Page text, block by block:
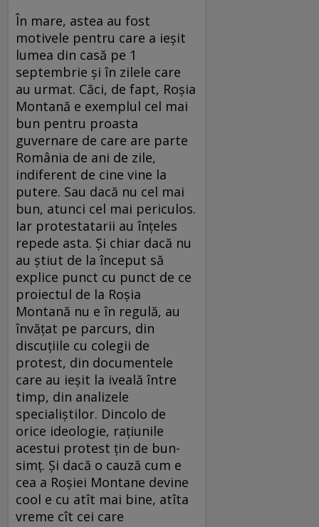
În mare, astea au fost
motivele pentru care a ieşit
lumea din casă pe 1
septembrie şi în zilele care
au urmat. Căci, de fapt, Roşia
Montană e exemplul cel mai
bun pentru proasta
guvernare de care are parte
România de ani de zile,
indiferent de cine vine la
putere. Sau dacă nu cel mai
bun, atunci cel mai periculos.
Iar protestatarii au înţeles
repede asta. Şi chiar dacă nu
au ştiut de la început să
explice punct cu punct de ce
proiectul de la Roşia
Montană nu e în regulă, au
învăţat pe parcurs, din
discuţiile cu colegii de
protest, din documentele
care au ieşit la iveală între
timp, din analizele
specialiştilor. Dincolo de
orice ideologie, raţiunile
acestui protest ţin de bun-
simţ. Şi dacă o cauză cum e
cea a Roşiei Montane devine
cool e cu atît mai bine, atîta
vreme cît cei care